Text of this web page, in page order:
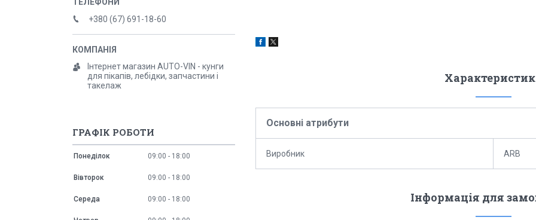
Основні атрибути
Виробник ARB
Інформація для
+380 (67) 691-18-60
Інтернет магазин AUTO-VIN - кунги
для пікапів, лебідки, запчастини і
такелаж
ГРАФІК РОБОТИ
Понеділок 09:00 18:00
Вівторок 09:00 18:00
Середа 09:00 18:00